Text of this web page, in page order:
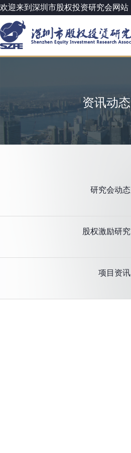
欢迎来到深圳市股权投资研究会网站
资讯动态
研究会动态
股权激励研究
项目资讯